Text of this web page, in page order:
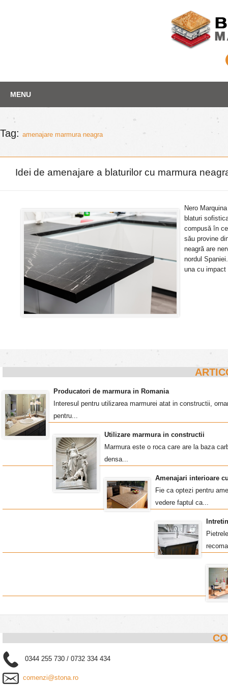
Depozit marmura
content
MENU
Tag: amenajare marmura neagra
Idei de amenajare a blaturilor cu marmura
Nero
blaturi
compusă în
său provine
neagră are
nordul
una cu
Producatori de marmura in Romania
Interesul pentru utilizarea marmurei atat in constructii,
pentru...
Utilizare marmura in constructii
Marmura este o roca care are la baza
densa...
Amenajari interioare
Fie ca optezi pentru
vedere faptul ca...
0344 255 730 / 0732 334 434
comenzi@stona.ro